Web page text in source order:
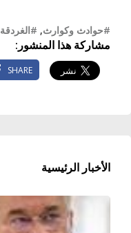
#حوادث وكوارث, #الغردقة
مشاركة هذا المنشور:
SHARE
الأخبار الرئيسية